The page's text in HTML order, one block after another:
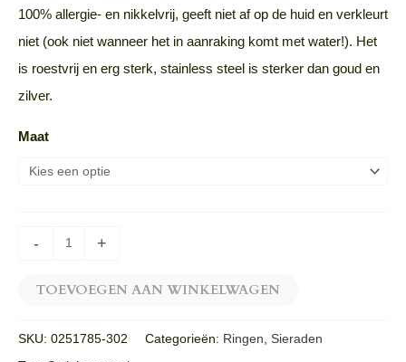
100% allergie- en nikkelvrij, geeft niet af op de huid en verkleurt
niet (ook niet wanneer het in aanraking komt met water!). Het
is roestvrij en erg sterk, stainless steel is sterker dan goud en
zilver.
Maat
- +
TOEVOEGEN AAN WINKELWAGEN
SKU: 0251785-302 Categorieën: Ringen, Sieraden